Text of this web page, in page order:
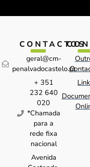
CONTACTOS
geral@cm-
penalvadocastelo.pt
+ 351
232 640
020
*Chamada
para a
rede fixa
nacional
Avenida